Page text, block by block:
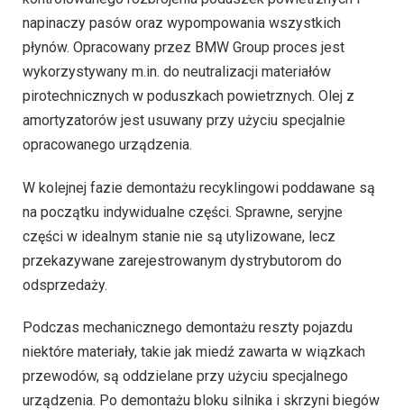
napinaczy pasów oraz wypompowania wszystkich
płynów. Opracowany przez BMW Group proces jest
wykorzystywany m.in. do neutralizacji materiałów
pirotechnicznych w poduszkach powietrznych. Olej z
amortyzatorów jest usuwany przy użyciu specjalnie
opracowanego urządzenia.
W kolejnej fazie demontażu recyklingowi poddawane są
na początku indywidualne części. Sprawne, seryjne
części w idealnym stanie nie są utylizowane, lecz
przekazywane zarejestrowanym dystrybutorom do
odsprzedaży.
Podczas mechanicznego demontażu reszty pojazdu
niektóre materiały, takie jak miedź zawarta w wiązkach
przewodów, są oddzielane przy użyciu specjalnego
urządzenia. Po demontażu bloku silnika i skrzyni biegów